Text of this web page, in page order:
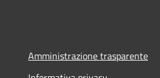
Amministrazione trasparente